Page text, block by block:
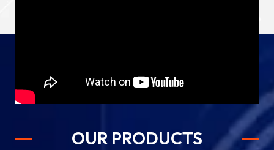
OUR PRODUCTS